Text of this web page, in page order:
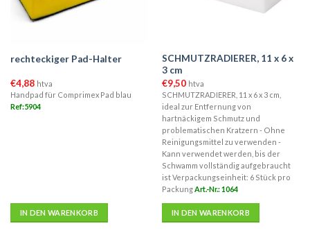
rechteckiger Pad-Halter
€4,88 htva
Handpad für Comprimex Pad blau
Ref:5904
IN DEN WARENKORB
SCHMUTZRADIERER, 11 x 6 x
3 cm
€9,50 htva
SCHMUTZRADIERER, 11 x 6 x 3 cm,
ideal zur Entfernung von
hartnäckigem Schmutz und
problematischen Kratzern - Ohne
Reinigungsmittel zu verwenden -
Kann verwendet werden, bis der
Schwamm vollständig aufgebraucht
ist Verpackungseinheit: 6 Stück pro
PackungArt.-Nr.: 1064
IN DEN WARENKORB